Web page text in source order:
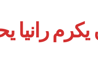
رانيا